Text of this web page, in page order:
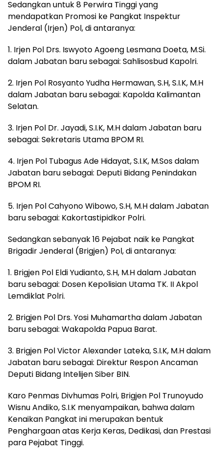
Sedangkan untuk 8 Perwira Tinggi yang
mendapatkan Promosi ke Pangkat Inspektur
Jenderal (Irjen) Pol, di antaranya:
1. Irjen Pol Drs. Iswyoto Agoeng Lesmana Doeta, M.Si.
dalam Jabatan baru sebagai: Sahlisosbud Kapolri.
2. Irjen Pol Rosyanto Yudha Hermawan, S.H, S.I.K, M.H
dalam Jabatan baru sebagai: Kapolda Kalimantan
Selatan.
3. Irjen Pol Dr. Jayadi, S.I.K, M.H dalam Jabatan baru
sebagai: Sekretaris Utama BPOM RI.
4. Irjen Pol Tubagus Ade Hidayat, S.I.K, M.Sos dalam
Jabatan baru sebagai: Deputi Bidang Penindakan
BPOM RI.
5. Irjen Pol Cahyono Wibowo, S.H, M.H dalam Jabatan
baru sebagai: Kakortastipidkor Polri.
Sedangkan sebanyak 16 Pejabat naik ke Pangkat
Brigadir Jenderal (Brigjen) Pol, di antaranya:
1. Brigjen Pol Eldi Yudianto, S.H, M.H dalam Jabatan
baru sebagai: Dosen Kepolisian Utama TK. II Akpol
Lemdiklat Polri.
2. Brigjen Pol Drs. Yosi Muhamartha dalam Jabatan
baru sebagai: Wakapolda Papua Barat.
3. Brigjen Pol Victor Alexander Lateka, S.I.K, M.H dalam
Jabatan baru sebagai: Direktur Respon Ancaman
Deputi Bidang Intelijen Siber BIN.
Karo Penmas Divhumas Polri, Brigjen Pol Trunoyudo
Wisnu Andiko, S.I.K menyampaikan, bahwa dalam
Kenaikan Pangkat ini merupakan bentuk
Penghargaan atas Kerja Keras, Dedikasi, dan Prestasi
para Pejabat Tinggi.